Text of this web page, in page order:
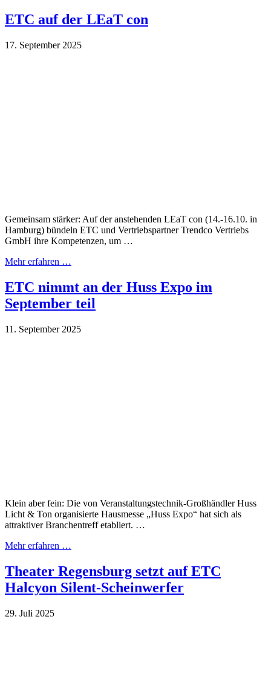
ETC auf der LEaT con
17. September 2025
Gemeinsam stärker: Auf der anstehenden LEaT con (14.-16.10. in
Hamburg) bündeln ETC und Vertriebspartner Trendco Vertriebs
GmbH ihre Kompetenzen, um …
Mehr erfahren …
ETC nimmt an der Huss Expo im
September teil
11. September 2025
Klein aber fein: Die von Veranstaltungstechnik-Großhändler Huss
Licht & Ton organisierte Hausmesse „Huss Expo“ hat sich als
attraktiver Branchentreff etabliert. …
Mehr erfahren …
Theater Regensburg setzt auf ETC
Halcyon Silent-Scheinwerfer
29. Juli 2025